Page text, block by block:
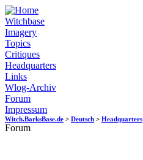
Witchbase
Imagery
Topics
Critiques
Headquarters
Links
Wlog-Archiv
Forum
Impressum
Witch.BarksBase.de > Deutsch > Headquarters
Forum